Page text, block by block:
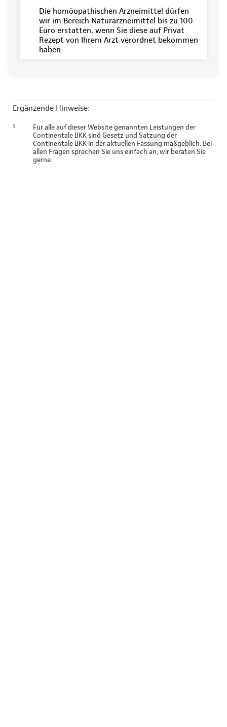
Die homöopathischen Arzneimittel dürfen
wir im Bereich Naturarzneimittel bis zu 100
Euro erstatten, wenn Sie diese auf Privat
Rezept von Ihrem Arzt verordnet bekommen
haben.
Ergänzende Hinweise:
¹
Für alle auf dieser Website genannten Leistungen der
Continentale BKK sind Gesetz und Satzung der
Continentale BKK in der aktuellen Fassung maßgeblich. Bei
allen Fragen sprechen Sie uns einfach an, wir beraten Sie
gerne.